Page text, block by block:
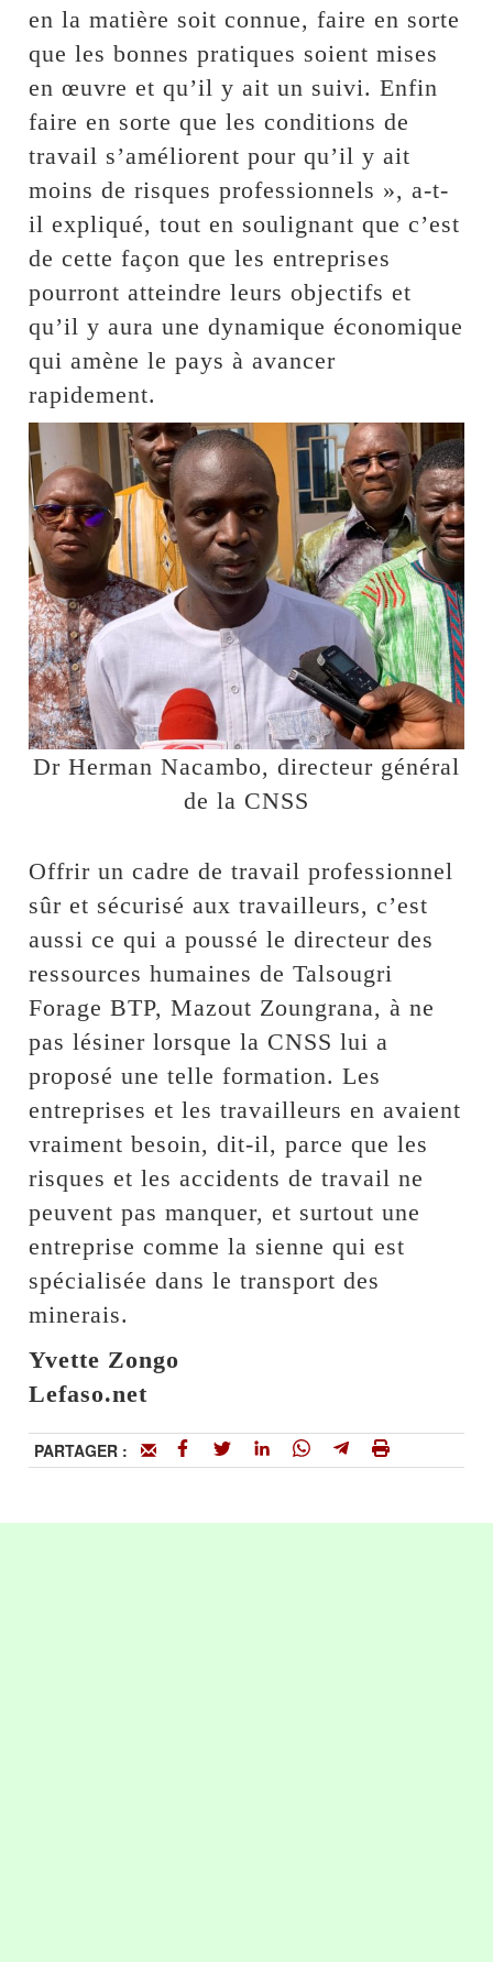
en la matière soit connue, faire en sorte
que les bonnes pratiques soient mises
en œuvre et qu’il y ait un suivi. Enfin
faire en sorte que les conditions de
travail s’améliorent pour qu’il y ait
moins de risques professionnels », a-t-
il expliqué, tout en soulignant que c’est
de cette façon que les entreprises
pourront atteindre leurs objectifs et
qu’il y aura une dynamique économique
qui amène le pays à avancer
rapidement.
Dr Herman Nacambo, directeur général
de la CNSS
Offrir un cadre de travail professionnel
sûr et sécurisé aux travailleurs, c’est
aussi ce qui a poussé le directeur des
ressources humaines de Talsougri
Forage BTP, Mazout Zoungrana, à ne
pas lésiner lorsque la CNSS lui a
proposé une telle formation. Les
entreprises et les travailleurs en avaient
vraiment besoin, dit-il, parce que les
risques et les accidents de travail ne
peuvent pas manquer, et surtout une
entreprise comme la sienne qui est
spécialisée dans le transport des
minerais.
Yvette Zongo
Lefaso.net
PARTAGER :